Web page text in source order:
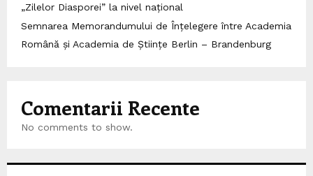
„Zilelor Diasporei” la nivel național
Semnarea Memorandumului de Înțelegere între Academia
Română și Academia de Științe Berlin – Brandenburg
Comentarii Recente
No comments to show.